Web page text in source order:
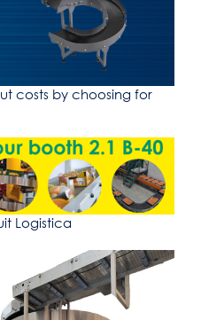
costs by choosing for
Logistica